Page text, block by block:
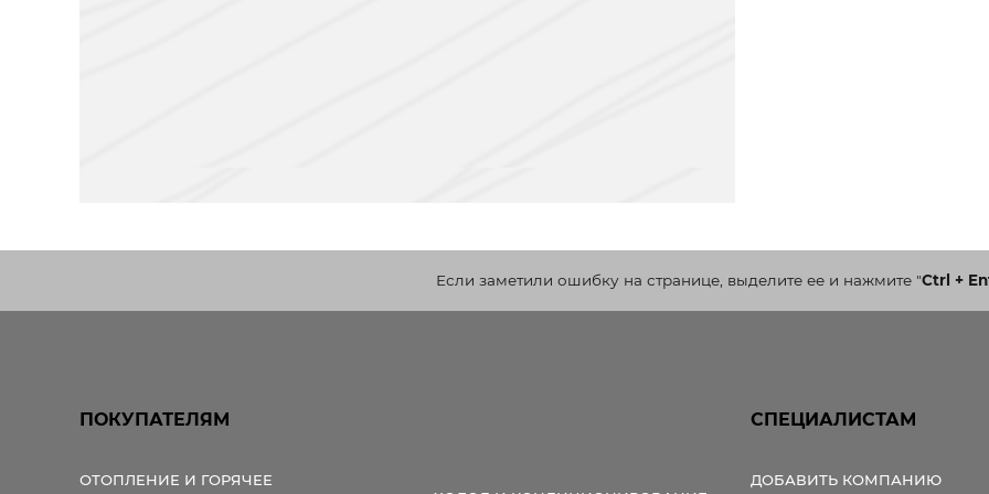
Если заметили ошибку на странице, выделите ее и нажмите"Ctrl +
ПОКУПАТЕЛЯМ
ОТОПЛЕНИЕ И ГОРЯЧЕЕ
СПЕЦИАЛИСТАМ
ДОБАВИТЬ КОМПАНИЮ